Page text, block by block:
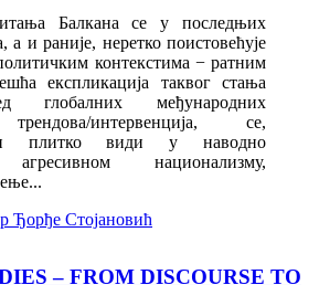
Балкана се у последњих
а и раније, неретко поистовећује
контекстима − ратним
експликација таквог стања
глобалних међународних
интервенција, се,
и плитко види у наводно
агресивном национализму,
Ђорђе Стојановић
– FROM DISCOURSE TO